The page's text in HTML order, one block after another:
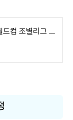
U17 女 대표팀 FIFA 여자 월드컵 조별리그 탈락